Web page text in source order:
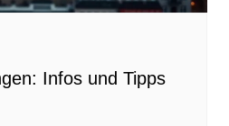
Infos und Tipps